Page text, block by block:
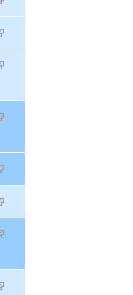
external)
external)
external)
external)